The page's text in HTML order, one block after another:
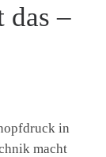
das –
in
macht